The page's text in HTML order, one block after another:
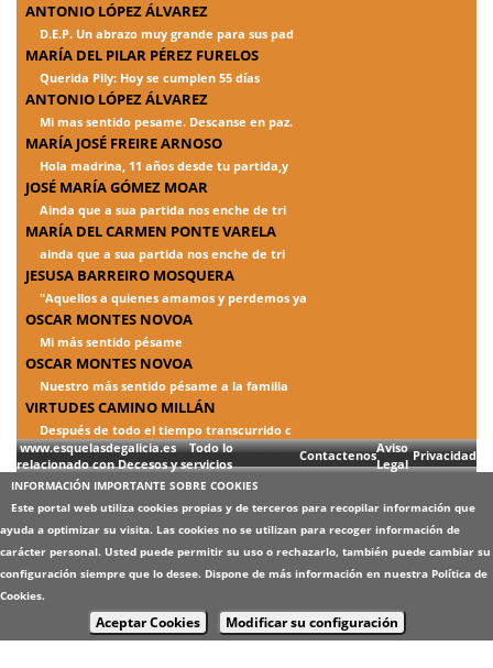
ANTONIO LÓPEZ ÁLVAREZ
D.E.P. Un abrazo muy grande para sus pad
MARÍA DEL PILAR PÉREZ FURELOS
Querida Pily: Hoy se cumplen 55 días
ANTONIO LÓPEZ ÁLVAREZ
Mi mas sentido pesame. Descanse en paz.
MARÍA JOSÉ FREIRE ARNOSO
Hola madrina, 11 años desde tu partida,y
JOSÉ MARÍA GÓMEZ MOAR
Ainda que a sua partida nos enche de tri
MARÍA DEL CARMEN PONTE VARELA
ainda que a sua partida nos enche de tri
JESUSA BARREIRO MOSQUERA
"Aquellos a quienes amamos y perdemos ya
OSCAR MONTES NOVOA
Mi más sentido pésame
OSCAR MONTES NOVOA
Nuestro más sentido pésame a la familia
VIRTUDES CAMINO MILLÁN
Después de todo el tiempo transcurrido c
www.esquelasdegalicia.es Todo lo
relacionado con Decesos y servicios
ContactenosAviso
Legal
Privacidad
INFORMACIÓN IMPORTANTE SOBRE COOKIES
Este portal web utiliza cookies propias y de terceros para recopilar información que
ayuda a optimizar su visita. Las cookies no se utilizan para recoger información de
carácter personal. Usted puede permitir su uso o rechazarlo, también puede cambiar su
configuración siempre que lo desee. Dispone de más información en nuestra Política de
Cookies.